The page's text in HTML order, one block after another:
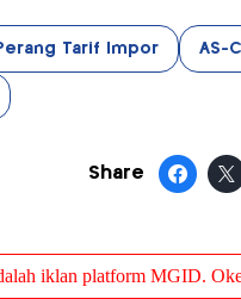
Tarif Impor AS-
Share